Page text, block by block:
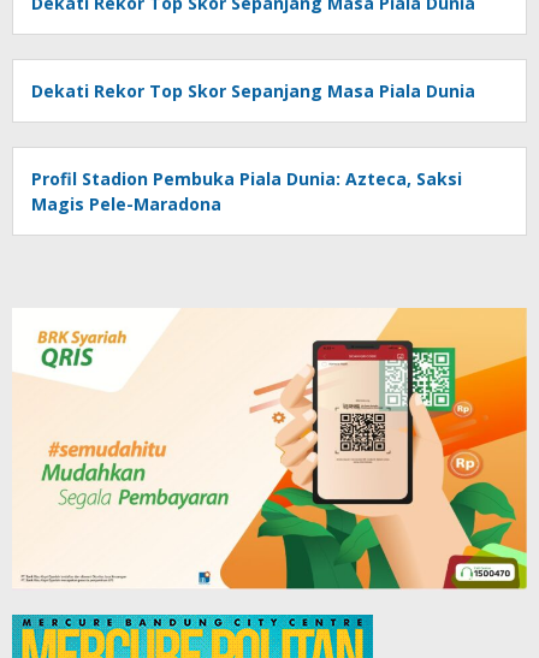
Dekati Rekor Top Skor Sepanjang Masa Piala Dunia
Profil Stadion Pembuka Piala Dunia: Azteca, Saksi
Magis Pele-Maradona